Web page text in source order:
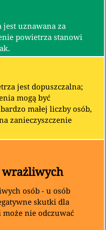
jest uznawana za
powietrza stanowi
jest dopuszczalna;
mogą być
małej liczby osób,
zanieczyszczenie
wrażliwych
osób - u osób
skutki dla
nie odczuwać